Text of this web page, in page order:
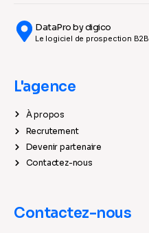
DataPro by digico
Le logiciel de prospection B2B
L'agence
À propos
Recrutement
Devenir partenaire
Contactez-nous
Contactez-nous